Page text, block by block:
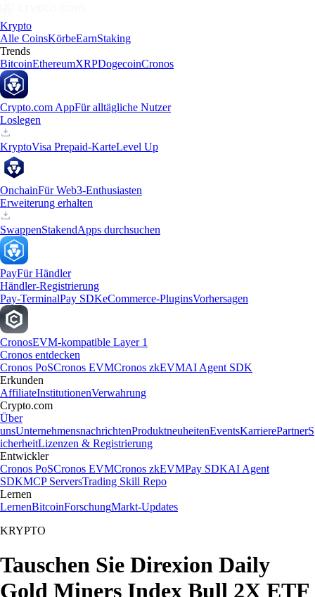
Krypto
Alle CoinsKörbeEarnStaking
Trends
BitcoinEthereumXRPDogecoinCronos
Crypto.com AppFür alltägliche Nutzer
Loslegen
KryptoVisa Prepaid-KarteLevel Up
OnchainFür Web3-Enthusiasten
Erweiterung erhalten
SwappenStakendApps durchsuchen
PayFür Händler
Händler-Registrierung
Pay-TerminalPay SDKeCommerce-PluginsVorhersagen
CronosEVM-kompatible Layer 1
Cronos entdecken
Cronos PoSCronos EVMCronos zkEVMAI Agent SDK
Erkunden
AffiliateInstitutionenVerwahrung
Crypto.com
Über
unsUnternehmensnachrichtenProduktneuheitenEventsKarrierePartnerS
icherheitLizenzen & Registrierung
Entwickler
Cronos PoSCronos EVMCronos zkEVMPay SDKAI Agent
SDKMCP ServersTrading Skill Repo
Lernen
LernenBitcoinForschungMarkt-Updates
KRYPTO
Tauschen Sie Direxion Daily
Gold Miners Index Bull 2X ETF